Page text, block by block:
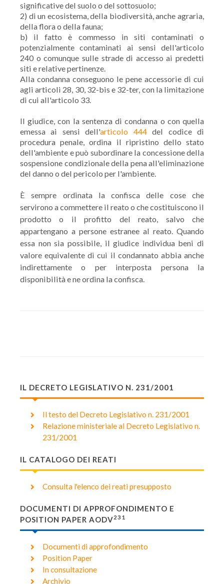
significative del suolo o del sottosuolo;
2) di un ecosistema, della biodiversità, anche agraria,
della flora o della fauna;
b) il fatto è commesso in siti contaminati o
potenzialmente contaminati ai sensi dell'articolo
240 o comunque sulle strade di accesso ai predetti
siti e relative pertinenze.
Alla condanna conseguono le pene accessorie di cui
agli articoli 28, 30, 32-bis e 32-ter, con la limitazione
di cui all'articolo 33.
Il giudice, con la sentenza di condanna o con quella
emessa ai sensi dell'articolo 444del codice di
procedura penale, ordina il ripristino dello stato
dell'ambiente e può subordinare la concessione della
sospensione condizionale della pena all'eliminazione
del danno o del pericolo per l'ambiente.
È sempre ordinata la confisca delle cose che
servirono a commettere il reato o che costituiscono il
prodotto o il profitto del reato, salvo che
appartengano a persone estranee al reato. Quando
essa non sia possibile, il giudice individua beni di
valore equivalente di cui il condannato abbia anche
indirettamente o per interposta persona la
disponibilità e ne ordina la confisca.
IL DECRETO LEGISLATIVO N. 231/2001
Il testo del Decreto Legislativo n. 231/2001
Relazione ministeriale al Decreto Legislativo n.
231/2001
IL CATALOGO DEI REATI
Consulta l'elenco dei reati presupposto
DOCUMENTI DI APPROFONDIMENTO E
POSITION PAPER AODV231
Documenti di approfondimento
Position Paper
In consultazione
Archivio